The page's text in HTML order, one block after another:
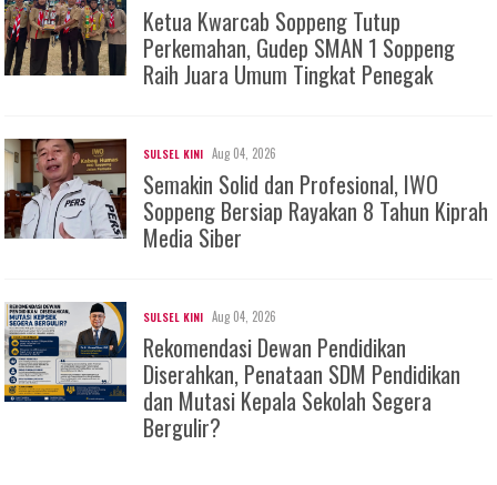
Ketua Kwarcab Soppeng Tutup
Perkemahan, Gudep SMAN 1 Soppeng
Raih Juara Umum Tingkat Penegak
SULSEL KINI Aug 04, 2026
Semakin Solid dan Profesional, IWO
Soppeng Bersiap Rayakan 8 Tahun Kiprah
Media Siber
SULSEL KINI Aug 04, 2026
Rekomendasi Dewan Pendidikan
Diserahkan, Penataan SDM Pendidikan
dan Mutasi Kepala Sekolah Segera
Bergulir?